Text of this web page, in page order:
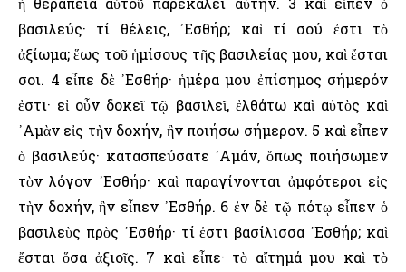
βασιλεύς· τί θέλεις, ᾿Εσθήρ; καὶ τί σού ἐστι τὸ
ἀξίωμα; ἕως τοῦ ἡμίσους τῆς βασιλείας μου, καὶ ἔσται
σοι. 4 εἶπε δὲ ᾿Εσθήρ· ἡμέρα μου ἐπίσημος σήμερόν
ἐστι· εἰ οὖν δοκεῖ τῷ βασιλεῖ, ἐλθάτω καὶ αὐτὸς καὶ
᾿Αμὰν εἰς τὴν δοχήν, ἣν ποιήσω σήμερον. 5 καὶ εἶπεν
ὁ βασιλεύς· κατασπεύσατε ᾿Αμάν, ὅπως ποιήσωμεν
τὸν λόγον ᾿Εσθήρ· καὶ παραγίνονται ἀμφότεροι εἰς
τὴν δοχήν, ἣν εἶπεν ᾿Εσθήρ. 6 ἐν δὲ τῷ πότῳ εἶπεν ὁ
βασιλεὺς πρὸς ᾿Εσθήρ· τί ἐστι βασίλισσα ᾿Εσθήρ; καὶ
ἔσται ὅσα ἀξιοῖς. 7 καὶ εἶπε· τὸ αἴτημά μου καὶ τὸ